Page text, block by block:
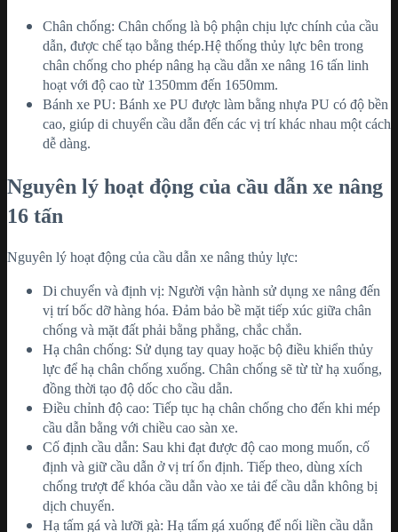
Chân chống: Chân chống là bộ phận chịu lực chính của cầu
dẫn, được chế tạo bằng thép.Hệ thống thủy lực bên trong
chân chống cho phép nâng hạ cầu dẫn xe nâng 16 tấn linh
hoạt với độ cao từ 1350mm đến 1650mm.
Bánh xe PU: Bánh xe PU được làm bằng nhựa PU có độ bền
cao, giúp di chuyển cầu dẫn đến các vị trí khác nhau một cách
dễ dàng.
Nguyên lý hoạt động của cầu dẫn xe nâng
16 tấn
Nguyên lý hoạt động của cầu dẫn xe nâng thủy lực:
Di chuyển và định vị: Người vận hành sử dụng xe nâng đến
vị trí bốc dỡ hàng hóa. Đảm bảo bề mặt tiếp xúc giữa chân
chống và mặt đất phải bằng phẳng, chắc chắn.
Hạ chân chống: Sử dụng tay quay hoặc bộ điều khiển thủy
lực để hạ chân chống xuống. Chân chống sẽ từ từ hạ xuống,
đồng thời tạo độ dốc cho cầu dẫn.
Điều chỉnh độ cao: Tiếp tục hạ chân chống cho đến khi mép
cầu dẫn bằng với chiều cao sàn xe.
Cố định cầu dẫn: Sau khi đạt được độ cao mong muốn, cố
định và giữ cầu dẫn ở vị trí ổn định. Tiếp theo, dùng xích
chống trượt để khóa cầu dẫn vào xe tải để cầu dẫn không bị
dịch chuyển.
Hạ tấm gá và lưỡi gà: Hạ tấm gá xuống để nối liền cầu dẫn